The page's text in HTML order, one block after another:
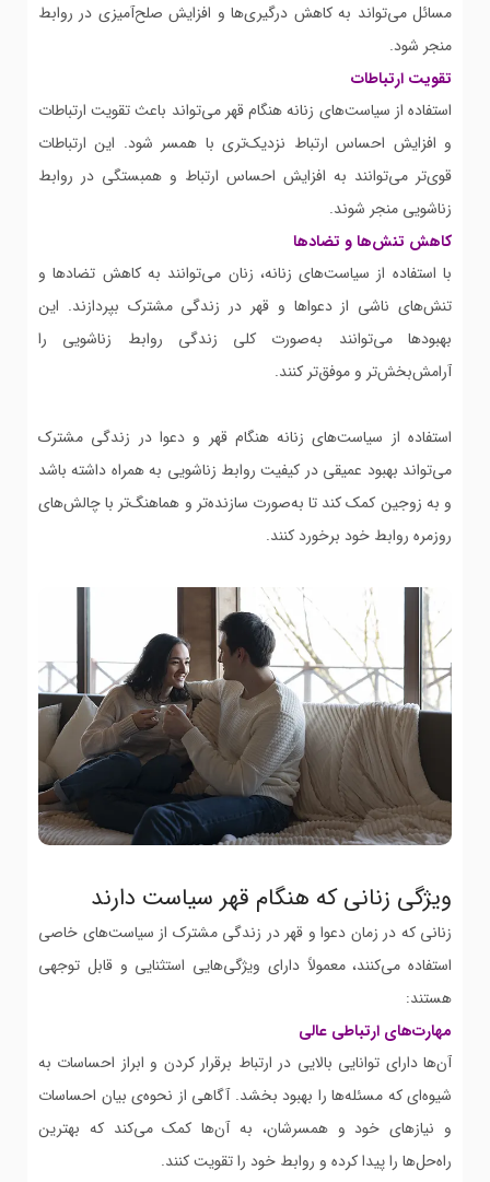
مسائل می‌تواند به کاهش درگیری‌ها و افزایش صلح‌آمیزی در روابط
منجر شود.
تقویت ارتباطات
استفاده از سیاست‌های زنانه هنگام قهر می‌تواند باعث تقویت ارتباطات
و افزایش احساس ارتباط نزدیک‌تری با همسر شود. این ارتباطات
قوی‌تر می‌توانند به افزایش احساس ارتباط و همبستگی در روابط
زناشویی منجر شوند.
کاهش تنش‌ها و تضادها
با استفاده از سیاست‌های زنانه، زنان می‌توانند به کاهش تضادها و
تنش‌های ناشی از دعواها و قهر در زندگی مشترک بپردازند. این
بهبودها می‌توانند به‌صورت کلی زندگی روابط زناشویی را
آرامش‌بخش‌تر و موفق‌تر کنند.
استفاده از سیاست‌های زنانه هنگام قهر و دعوا در زندگی مشترک
می‌تواند بهبود عمیقی در کیفیت روابط زناشویی به همراه داشته باشد
و به زوجین کمک کند تا به‌صورت سازنده‌تر و هماهنگ‌تر با چالش‌های
روزمره روابط خود برخورد کنند.
ویژگی زنانی که هنگام قهر سیاست دارند
زنانی که در زمان دعوا و قهر در زندگی مشترک از سیاست‌های خاصی
استفاده می‌کنند، معمولاً دارای ویژگی‌هایی استثنایی و قابل توجهی
هستند:
مهارت‌های ارتباطی عالی
آن‌ها دارای توانایی بالایی در ارتباط برقرار کردن و ابراز احساسات به
شیوه‌ای که مسئله‌ها را بهبود بخشد. آگاهی از نحوه‌ی بیان احساسات
و نیازهای خود و همسرشان، به آن‌ها کمک می‌کند که بهترین
راه‌حل‌ها را پیدا کرده و روابط خود را تقویت کنند.